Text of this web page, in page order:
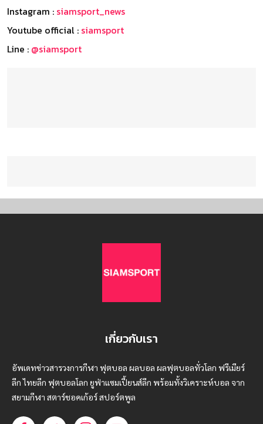
Instagram : siamsport_news
Youtube official : siamsport
Line : @siamsport
เกี่ยวกับเรา
อัพเดทข่าวสารวงการกีฬา ฟุตบอล ผลบอล ผลฟุตบอลทั่วโลก ฟรีเมียร์
ลีก ไทยลีก ฟุตบอลโลก ยูฟ่าแซมเปี้ยนส์ลีก พร้อมทั้งวิเคราะห์บอล จาก
สยามกีฬา สตาร์ชอคเก้อร์ สปอร์ตพูล